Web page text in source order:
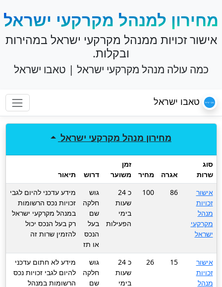
מחירון למנהל מקרקעי ישראל
אישור זכויות ממנהל מקרקעי ישראל במהירות
ובקלות.
כמה עולה מנהל מקרקעי ישראל | טאבו ישראל
טאבו ישראל
מחירון מנהל מקרקעי ישראל
סוג
שרות
אגרה מחיר
זמן
משוער
דרוש
תיאור
אישור
זכויות
מנהל
מקרקעי
ישראל
86
100
כ 24
שעות
בימי
הפעילות
גוש
חלקה
שם
בעל
הנכס
או תז
מידע עדכני להיום לגבי
זכויות נכס הרשומות
במנהל מקרקעי ישראל
רק בעל הנכס יכול
להזמין שרות זה
אישור
זכויות
מנהל
15
26
כ 24
שעות
בימי
גוש
חלקה
שם
מידע לא חתום עדכני
להיום לגבי זכויות נכס
הרשומות במנהל